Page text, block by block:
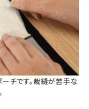
チです。裁縫が苦手な